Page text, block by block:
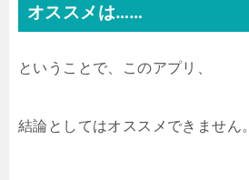
オススメは……
ということで、このアプリ、
結論としてはオススメできません。